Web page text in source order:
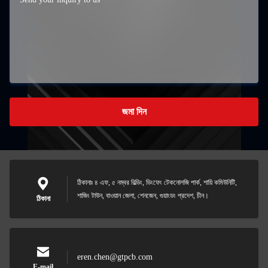
জমা দিন
ঠিকানা
ঠিকানাঃ ৪ এফ, ৫ নম্বর বিল্ডিং, ডিংফেং টেকনোলজি পার্ক, শায়ি কমিউনিটি,
শাজিং টাউন, বাওয়ান জেলা, শেনজেন, গুয়াংডং প্রদেশ, চীন।
eren.chen@gtpcb.com